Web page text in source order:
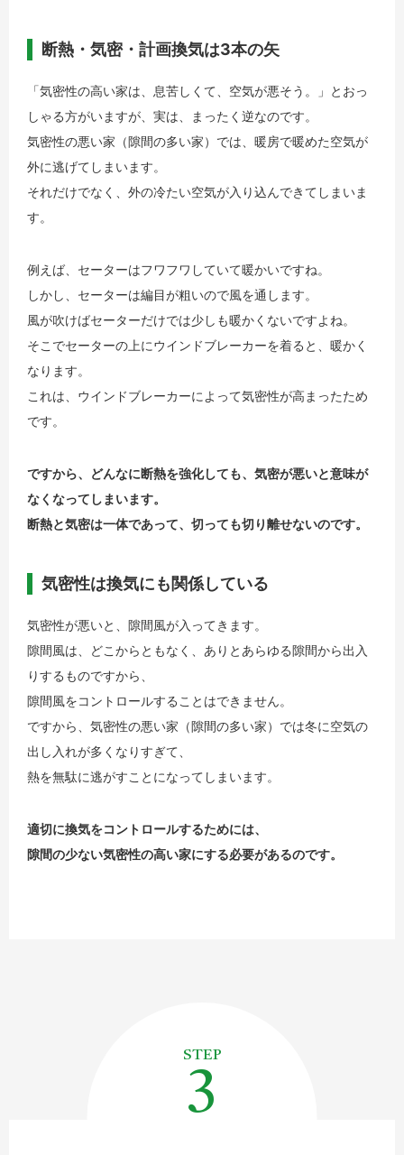
断熱・気密・計画換気は3本の矢
「気密性の高い家は、息苦しくて、空気が悪そう。」とおっ
しゃる方がいますが、実は、まったく逆なのです。
気密性の悪い家（隙間の多い家）では、暖房で暖めた空気が
外に逃げてしまいます。
それだけでなく、外の冷たい空気が入り込んできてしまいま
す。
例えば、セーターはフワフワしていて暖かいですね。
しかし、セーターは編目が粗いので風を通します。
風が吹けばセーターだけでは少しも暖かくないですよね。
そこでセーターの上にウインドブレーカーを着ると、暖かく
なります。
これは、ウインドブレーカーによって気密性が高まったため
です。
ですから、どんなに断熱を強化しても、気密が悪いと意味が
なくなってしまいます。
断熱と気密は一体であって、切っても切り離せないのです。
気密性は換気にも関係している
気密性が悪いと、隙間風が入ってきます。
隙間風は、どこからともなく、ありとあらゆる隙間から出入
りするものですから、
隙間風をコントロールすることはできません。
ですから、気密性の悪い家（隙間の多い家）では冬に空気の
出し入れが多くなりすぎて、
熱を無駄に逃がすことになってしまいます。
適切に換気をコントロールするためには、
隙間の少ない気密性の高い家にする必要があるのです。
3